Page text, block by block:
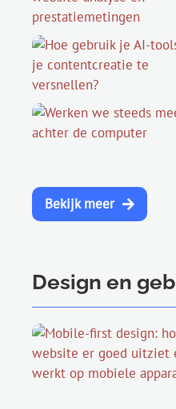
Bekijk meer
Design en